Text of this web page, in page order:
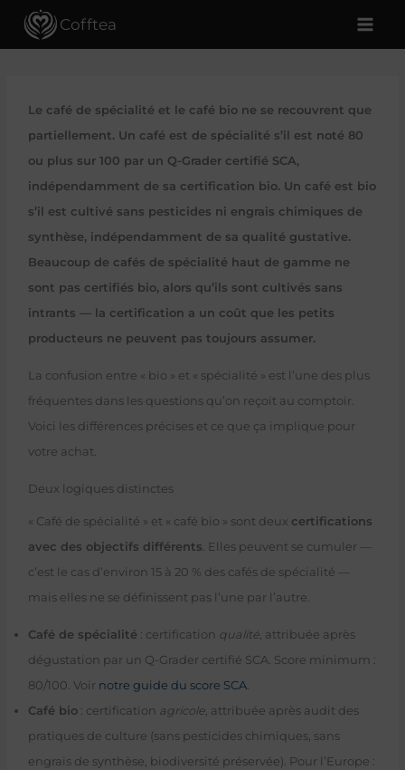
Cofftea
Le café de spécialité et le café bio ne se recouvrent que
partiellement. Un café est de spécialité s’il est noté 80
ou plus sur 100 par un Q-Grader certifié SCA,
indépendamment de sa certification bio. Un café est bio
s’il est cultivé sans pesticides ni engrais chimiques de
synthèse, indépendamment de sa qualité gustative.
Beaucoup de cafés de spécialité haut de gamme ne
sont pas certifiés bio, alors qu’ils sont cultivés sans
intrants — la certification a un coût que les petits
producteurs ne peuvent pas toujours assumer.
La confusion entre « bio » et « spécialité » est l’une des plus
fréquentes dans les questions qu’on reçoit au comptoir.
Voici les différences précises et ce que ça implique pour
votre achat.
Deux logiques distinctes
« Café de spécialité » et « café bio » sont deux certifications
avec des objectifs différents. Elles peuvent se cumuler —
c’est le cas d’environ 15 à 20 % des cafés de spécialité —
mais elles ne se définissent pas l’une par l’autre.
Café de spécialité : certification qualité, attribuée après
dégustation par un Q-Grader certifié SCA. Score minimum :
80/100. Voir notre guide du score SCA.
Café bio: certification agricole, attribuée après audit des
pratiques de culture (sans pesticides chimiques, sans
engrais de synthèse, biodiversité préservée). Pour l’Europe :